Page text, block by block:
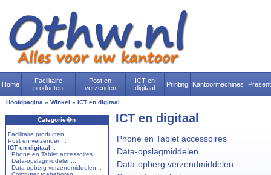
Home
Facilitaire
producten
Post en
verzenden
ICT en
digitaal
Printing Kantoormachines
Hoofdpagina » Winkel » ICT en digitaal
Categorie�n
Facilitaire producten...
Post en verzenden...
ICT en digitaal
Phone en Tablet accessoires...
Data-opslagmiddelen...
Data-opberg verzendmiddelen...
ICT en digitaal
Phone en Tablet accessoires
Data-opslagmiddelen
Data-opberg verzendmiddelen